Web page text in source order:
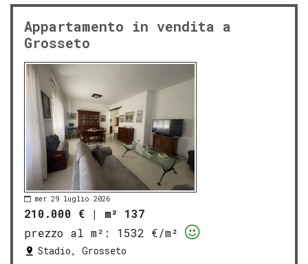
Appartamento in vendita a
Grosseto
mer 29 luglio 2026
210.000 € | m² 137
prezzo al m²:
1532 €/m²
Stadio, Grosseto